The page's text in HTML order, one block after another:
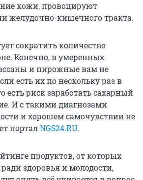
кожи, провоцируют
желудочно-кишечного тракта.
сократить количество
Конечно, в умеренных
и пирожные вам не
есть их по нескольку раз в
есть риск заработать сахарный
И с такими диагнозами
и хорошем самочувствии не
порталNGS24.RU.
продуктов, от которых
ради здоровья и молодости,